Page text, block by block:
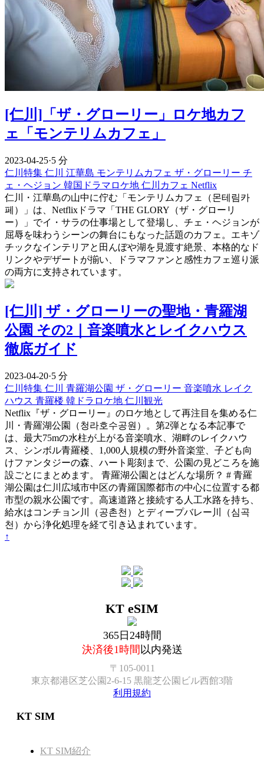
[仁川]「ザ・グローリー」ロケ地カフ
ェ「モンテリムカフェ」
2023-04-25·5 分
仁川特集 仁川 江華島 モンテリムカフェ ザ・グローリー チ
ェ・ヘジョン 韓国ドラマロケ地 仁川カフェ Netflix
仁川・江華島の山中に佇む「モンテリムカフェ（몬테림카
페）」は、Netflixドラマ「THE GLORY（ザ・グローリ
ー）」でイ・サラの仕事場として登場し、チェ・ヘジョンが
屈辱を味わうシーンの舞台にもなった話題のカフェ。エキゾ
チックなインテリアと田んぼや湖を見渡す絶景、本格的なド
リンクやデザートが揃い、ドラマファンと感性カフェ巡り派
の両方に支持されています。
[仁川] ザ・グローリーの聖地・青羅湖
公園 その2｜音楽噴水とレイクハウス
徹底ガイド
2023-04-20·5 分
仁川特集 仁川 青羅湖公園 ザ・グローリー 音楽噴水 レイク
ハウス 青羅楼 韓ドラロケ地 仁川観光
Netflix『ザ・グローリー』のロケ地として再注目を集める仁
川・青羅湖公園（청라호수공원）。第2弾となる本記事で
は、最大75mの水柱が上がる音楽噴水、湖畔のレイクハウ
ス、シンボル青羅楼、1,000人規模の野外音楽堂、子ども向
けファンタジーの森、ハート彫刻まで、公園の見どころを施
設ごとにまとめます。 青羅湖公園とはどんな場所？ # 青羅
湖公園は仁川広域市中区の青羅国際都市の中心に位置する都
市型の親水公園です。高速道路と接続する人工水路を持ち、
給水はコンチョン川（공촌천）とディープバレー川（심곡
천）から浄化処理を経て引き込まれています。
↑
KT eSIM
365日24時間
決済後1時間以内発送
〒105-0011
東京都港区芝公園2-6-15 黒龍芝公園ビル西館3階
利用規約
KT SIM
KT SIM紹介